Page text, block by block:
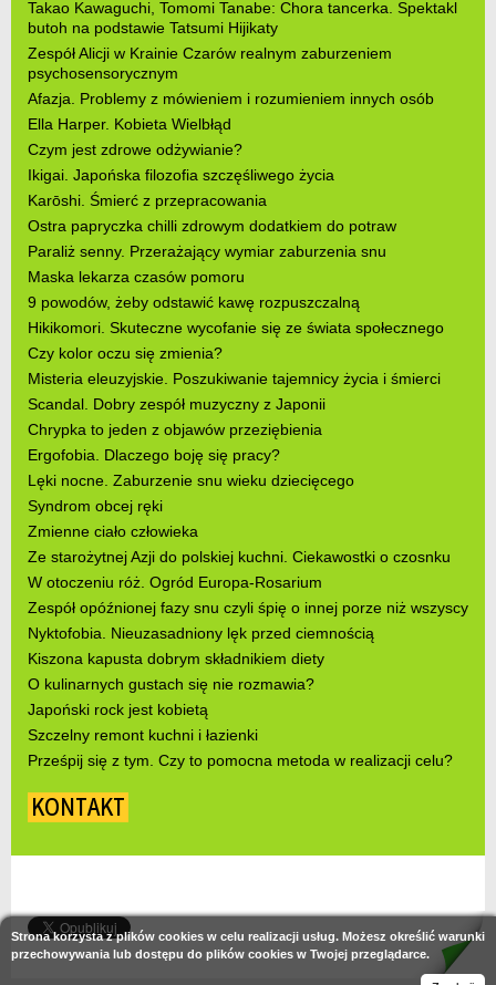
Takao Kawaguchi, Tomomi Tanabe: Chora tancerka. Spektakl
butoh na podstawie Tatsumi Hijikaty
Zespół Alicji w Krainie Czarów realnym zaburzeniem
psychosensorycznym
Afazja. Problemy z mówieniem i rozumieniem innych osób
Ella Harper. Kobieta Wielbłąd
Czym jest zdrowe odżywianie?
Ikigai. Japońska filozofia szczęśliwego życia
Karōshi. Śmierć z przepracowania
Ostra papryczka chilli zdrowym dodatkiem do potraw
Paraliż senny. Przerażający wymiar zaburzenia snu
Maska lekarza czasów pomoru
9 powodów, żeby odstawić kawę rozpuszczalną
Hikikomori. Skuteczne wycofanie się ze świata społecznego
Czy kolor oczu się zmienia?
Misteria eleuzyjskie. Poszukiwanie tajemnicy życia i śmierci
Scandal. Dobry zespół muzyczny z Japonii
Chrypka to jeden z objawów przeziębienia
Ergofobia. Dlaczego boję się pracy?
Lęki nocne. Zaburzenie snu wieku dziecięcego
Syndrom obcej ręki
Zmienne ciało człowieka
Ze starożytnej Azji do polskiej kuchni. Ciekawostki o czosnku
W otoczeniu róż. Ogród Europa-Rosarium
Zespół opóźnionej fazy snu czyli śpię o innej porze niż wszyscy
Nyktofobia. Nieuzasadniony lęk przed ciemnością
Kiszona kapusta dobrym składnikiem diety
O kulinarnych gustach się nie rozmawia?
Japoński rock jest kobietą
Szczelny remont kuchni i łazienki
Prześpij się z tym. Czy to pomocna metoda w realizacji celu?
KONTAKT
Strona korzysta z plików cookies w celu realizacji usług. Możesz określić warunki
przechowywania lub dostępu do plików cookies w Twojej przeglądarce.